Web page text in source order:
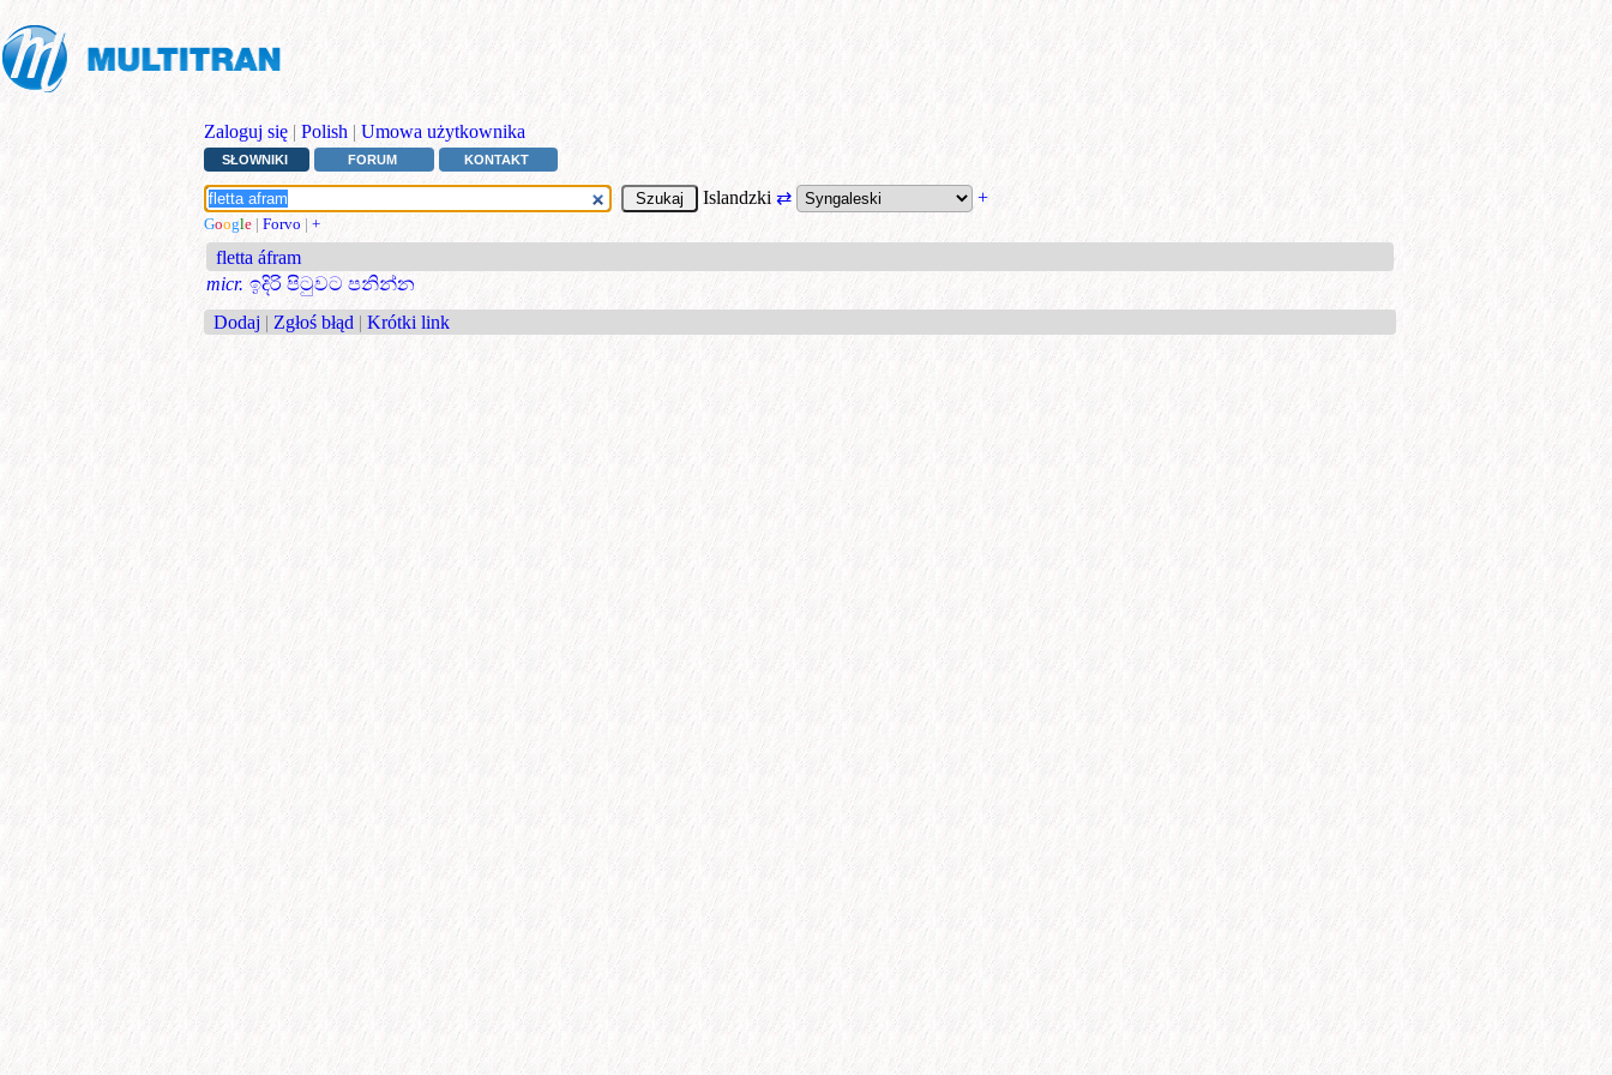
Zaloguj się | Polish | Umowa użytkownika
SŁOWNIKI FORUM KONTAKT
Islandzki ⇄ +
Google | Forvo | +
fletta áfram
micr. ඉදිරි පිටුවට පනින්න
Dodaj | Zgłoś błąd | Krótki link